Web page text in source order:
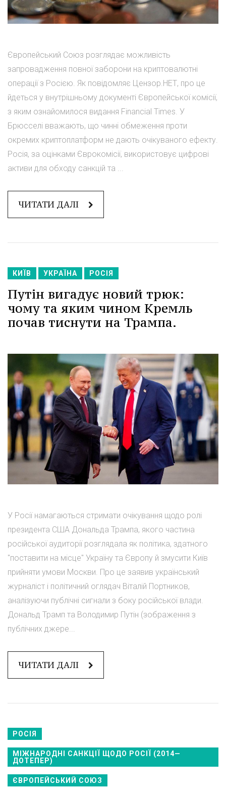
Європейський Союз розглядає можливість
запровадження повної заборони на криптовалютні
операції з Росією. Як повідомляє Цензор.НЕТ, про це
йдеться у внутрішньому документі Європейської комісії,
з яким ознайомилося видання Financial Times. У
Брюсселі вважають, що чинні обмеження проти
окремих криптоплатформ не дають очікуваного ефекту.
Росія, за оцінками Єврокомісії, використовує цифрові
активи для обходу санкцій та ...
ЧИТАТИ ДАЛІ
КИЇВ УКРАЇНА РОСІЯ
Путін вигадує новий трюк:
чому та яким чином Кремль
почав тиснути на Трампа.
У Росії намагаються стримати очікування щодо ролі
президента США Дональда Трампа, якого частина
російської аудиторії розглядала як політика, здатного
"поставити на місце" Україну та Європу й змусити Київ
прийняти умови Москви. Про це заявив український
журналіст і політичний оглядач Віталій Портников,
аналізуючи публічні сигнали з боку російської влади.
Дональд Трамп та Володимир Путін (зображення з
публічних джере...
ЧИТАТИ ДАЛІ
РОСІЯ
МІЖНАРОДНІ САНКЦІЇ ЩОДО РОСІЇ (2014—
ДОТЕПЕР)
ЄВРОПЕЙСЬКИЙ СОЮЗ